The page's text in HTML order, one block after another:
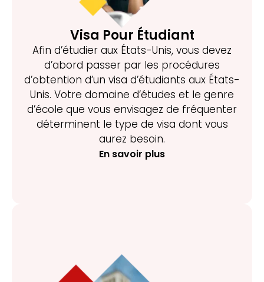
Visa Pour Étudiant
Afin d’étudier aux États-Unis, vous devez
d’abord passer par les procédures
d’obtention d’un visa d’étudiants aux États-
Unis. Votre domaine d’études et le genre
d’école que vous envisagez de fréquenter
déterminent le type de visa dont vous
aurez besoin.
En savoir plus